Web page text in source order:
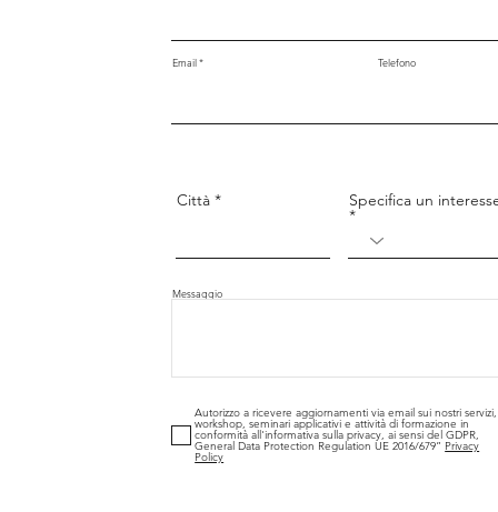
Email Telefono
Messaggio
Autorizzo a ricevere aggiornamenti via email sui nostri servizi,
workshop, seminari applicativi e attività di formazione in
conformità all'informativa sulla privacy, ai sensi del GDPR,
General Data Protection Regulation UE 2016/679” Privacy
Policy
Specifica un
Città